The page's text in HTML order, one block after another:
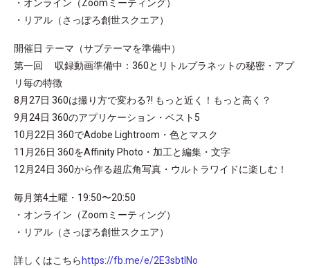
・オンライン（Zoomミーティング）
・リアル（さっぽろ創世スクエア）
開催日 テーマ（サブテーマを準備中）
第一回 収録動画準備中：360とリトルプラネットの秘密・アプ
リ毎の特徴
8月27日 360は撮り方で変わる?! もっと近く！もっと高く？
9月24日 360のアプリケーション・ベスト5
10月22日 360でAdobe Lightroom・色とマスク
11月26日 360をAffinity Photo・加工と編集・文字
12月24日 360から作る超広角写真・ウルトラワイドに楽しむ！
毎月第4土曜・19:50〜20:50
・オンライン（Zoomミーティング）
・リアル（さっぽろ創世スクエア）
詳しくはこちらhttps://fb.me/e/2E3sbtlNo